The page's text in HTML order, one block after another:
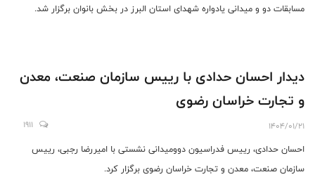
مسابقات دو و میدانی یادواره شهدای استان البرز در بخش بانوان برگزار شد.
دیدار احسان حدادی با رییس سازمان صنعت، معدن
و تجارت خراسان رضوی
1404/01/21
1911
احسان حدادی، رییس فدراسیون دوومیدانی نشستی با امیررضا رجبی، رییس
سازمان صنعت، معدن و تجارت خراسان رضوی برگزار کرد.